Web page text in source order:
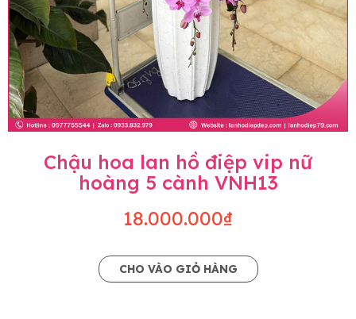
Chậu hoa lan hồ điệp vip nữ
hoàng 5 cành VNH13
18.000.000₫
CHO VÀO GIỎ HÀNG